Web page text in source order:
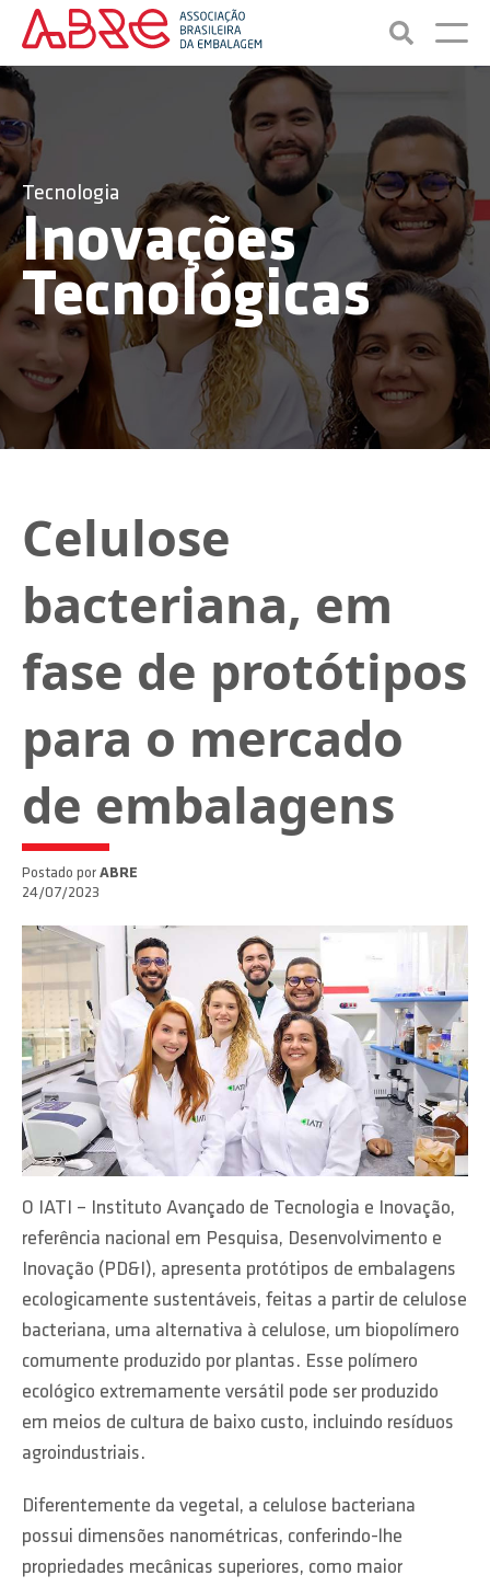
Tecnologia
Inovações
Tecnológicas
Celulose
bacteriana, em
fase de protótipos
para o mercado
de embalagens
Postado por ABRE
24/07/2023
O IATI – Instituto Avançado de Tecnologia e Inovação,
referência nacional em Pesquisa, Desenvolvimento e
Inovação (PD&I), apresenta protótipos de embalagens
ecologicamente sustentáveis, feitas a partir de celulose
bacteriana, uma alternativa à celulose, um biopolímero
comumente produzido por plantas. Esse polímero
ecológico extremamente versátil pode ser produzido
em meios de cultura de baixo custo, incluindo resíduos
agroindustriais.
Diferentemente da vegetal, a celulose bacteriana
possui dimensões nanométricas, conferindo-lhe
propriedades mecânicas superiores, como maior